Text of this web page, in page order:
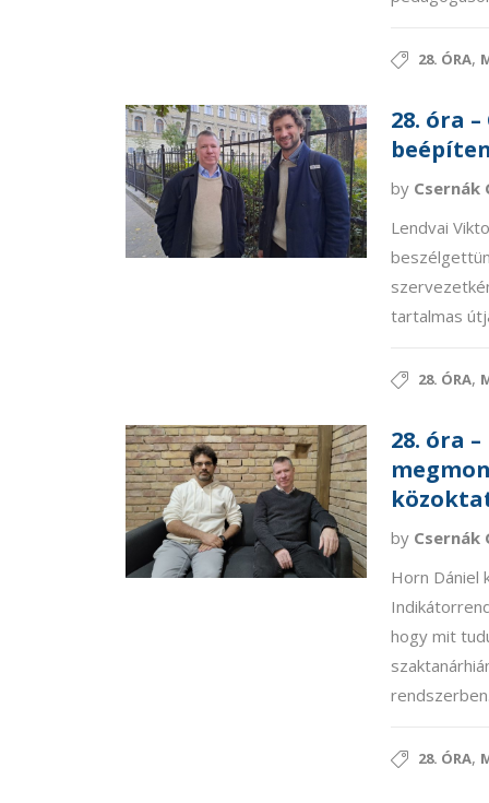
28. ÓRA,
28. óra
by Csernák
Lendvai
tartalmas
28. ÓRA,
28. óra
by Csernák
Horn Dániel
hogy mit
28. ÓRA,